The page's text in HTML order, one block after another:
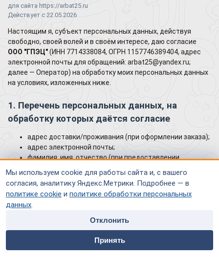
Мы используем cookie для работы сайта и, с вашего
согласия, аналитику Яндекс.Метрики. Подробнее — в
политике cookie и политике обработки персональных
данных.
Отклонить
Принять
home people
Специалисты
payment contacts
для сайта https://arbat25.ru
Действует с 22.05.2026
Настоящим я, субъект персональных данных, действуя
свободно, своей волей и в своём интересе, даю согласие
ООО "ГПЭЦ"(ИНН 7714338084, ОГРН 1157746389404, адрес
электронной почты для обращений: arbat25@yandex.ru;
далее — Оператор) на обработку моих персональных данных
на условиях, изложенных ниже.
1. Перечень персональных данных, на
обработку которых даётся согласие
адрес доставки/проживания (при оформлении заказа);
адрес электронной почты;
фамилия, имя, отчество (при предоставлении
номер контактного телефона;
файлы cookie (технические и аналитические);
IP-адрес;
технические данные браузера и операционной
дата и время посещения сайта;
URL источника перехода (HTTP Referer);
обезличенные данные взаимодействия с сайтом